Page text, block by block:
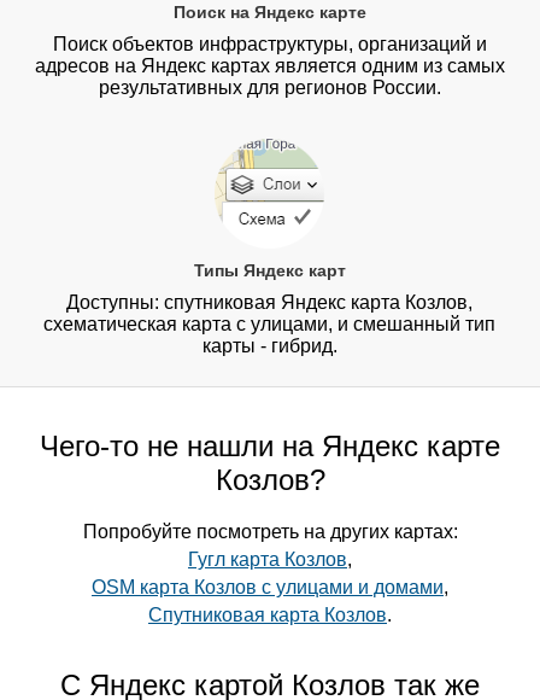
Поиск на Яндекс карте
Поиск объектов инфраструктуры, организаций и
адресов на Яндекс картах является одним из самых
результативных для регионов России.
Типы Яндекс карт
Доступны: спутниковая Яндекс карта Козлов,
схематическая карта с улицами, и смешанный тип
карты - гибрид.
Чего-то не нашли на Яндекс карте
Козлов?
Попробуйте посмотреть на других картах:
Гугл карта Козлов,
OSM карта Козлов с улицами и домами,
Спутниковая карта Козлов.
С Яндекс картой Козлов так же